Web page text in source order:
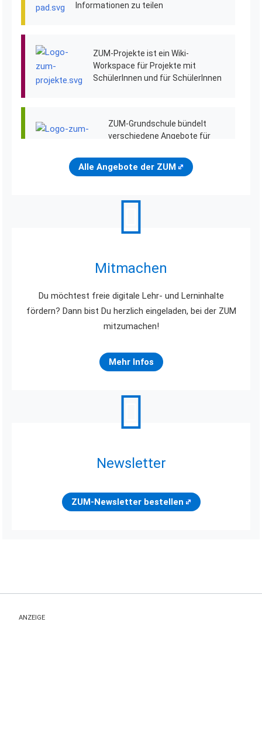
Informationen zu teilen
ZUM-Projekte ist ein Wiki-
Workspace für Projekte mit
SchülerInnen und für SchülerInnen
ZUM-Grundschule bündelt
verschiedene Angebote für
offene Plattform für DaF
Alle Angebote der ZUM
Mitmachen
Du möchtest freie digitale Lehr- und Lerninhalte
fördern? Dann bist Du herzlich eingeladen, bei der ZUM
mitzumachen!
Mehr Infos
Newsletter
ZUM-Newsletter bestellen
ANZEIGE